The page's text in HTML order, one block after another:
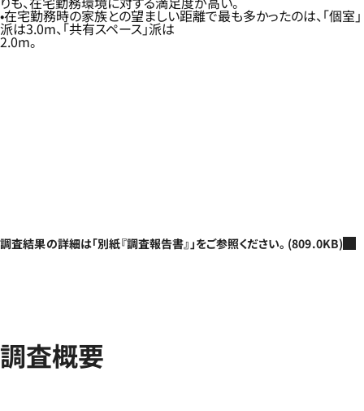
在宅勤務時の家族との望ましい距離で最も多かったのは、「個室」
派は3.0m、「共有スペース」派は
2.0m。
調査結果の詳細は「別紙『調査報告書』」をご参照ください。 (809.0KB)
調査概要